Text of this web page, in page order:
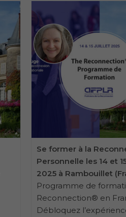
Se former à la
Personnelle les 14 et
2025 à Rambouillet
Programme de
Reconnection® en
Débloquez